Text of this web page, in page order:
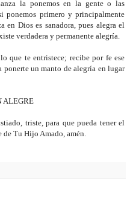
la ponemos en la gente o las
ponemos primero y principalmente
en Dios es sanadora, pues alegra el
verdadera y permanente alegría.
que te entristece; recibe por fe ese
ponerte un manto de alegría en lugar
ALEGRE
triste, para que pueda tener el
Tu Hijo Amado, amén.